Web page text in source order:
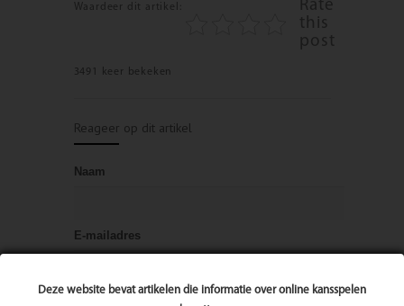
Deze website bevat artikelen die informatie over online kansspelen
Waardeer dit artikel:
Rate
this
post
3491 keer bekeken
Reageer op dit artikel
Naam
E-mailadres